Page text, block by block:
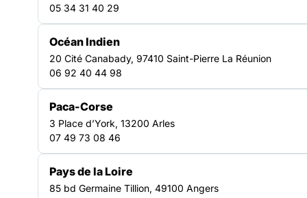
RESSOURCES
Découvrir nos autres
ressources pour la solidarité
05 34 31 40 29
Océan Indien
20 Cité Canabady, 97410 Saint-Pierre La Réunion
06 92 40 44 98
Paca-Corse
3 Place d’York, 13200 Arles
07 49 73 08 46
Pays de la Loire
85 bd Germaine Tillion, 49100 Angers